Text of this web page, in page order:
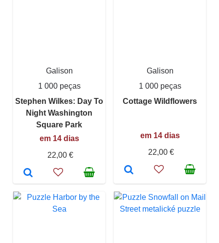
Galison
1 000 peças
Stephen Wilkes: Day To
Night Washington
Square Park
em 14 dias
22,00 €
Galison
1 000 peças
Cottage Wildflowers
em 14 dias
22,00 €